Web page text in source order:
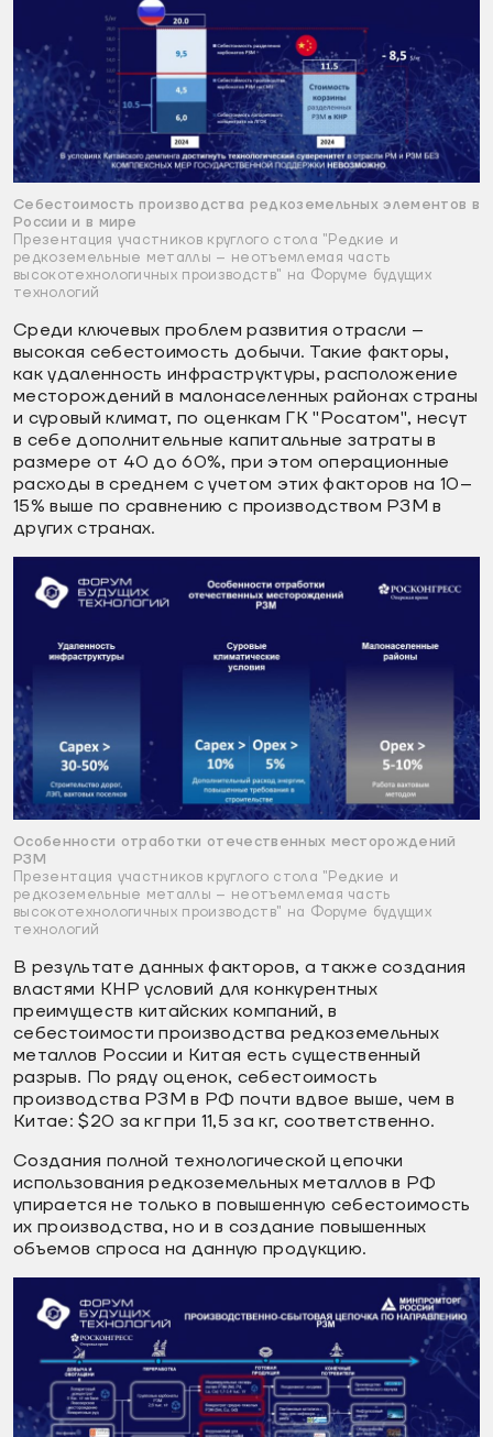
Себестоимость производства редкоземельных элементов в
России и в мире
Презентация участников круглого стола "Редкие и
редкоземельные металлы – неотъемлемая часть
высокотехнологичных производств" на Форуме будущих
технологий
Среди ключевых проблем развития отрасли –
высокая себестоимость добычи. Такие факторы,
как удаленность инфраструктуры, расположение
месторождений в малонаселенных районах страны
и суровый климат, по оценкам ГК "Росатом", несут
в себе дополнительные капитальные затраты в
размере от 40 до 60%, при этом операционные
расходы в среднем с учетом этих факторов на 10–
15% выше по сравнению с производством РЗМ в
других странах.
Особенности отработки отечественных месторождений
РЗМ
Презентация участников круглого стола "Редкие и
редкоземельные металлы – неотъемлемая часть
высокотехнологичных производств" на Форуме будущих
технологий
В результате данных факторов, а также создания
властями КНР условий для конкурентных
преимуществ китайских компаний, в
себестоимости производства редкоземельных
металлов России и Китая есть существенный
разрыв. По ряду оценок, себестоимость
производства РЗМ в РФ почти вдвое выше, чем в
Китае: $20 за кг при 11,5 за кг, соответственно.
Создания полной технологической цепочки
использования редкоземельных металлов в РФ
упирается не только в повышенную себестоимость
их производства, но и в создание повышенных
объемов спроса на данную продукцию.